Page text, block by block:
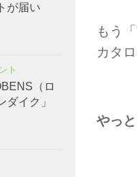
もう
カタ
やっ
が届い
ト
（ロ
ダイク」